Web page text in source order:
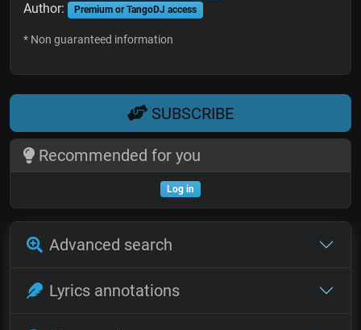
Author: Premium or TangoDJ access
* Non guaranteed information
SUBSCRIBE
Recommended for you
Log in
Advanced search
Lyrics annotations